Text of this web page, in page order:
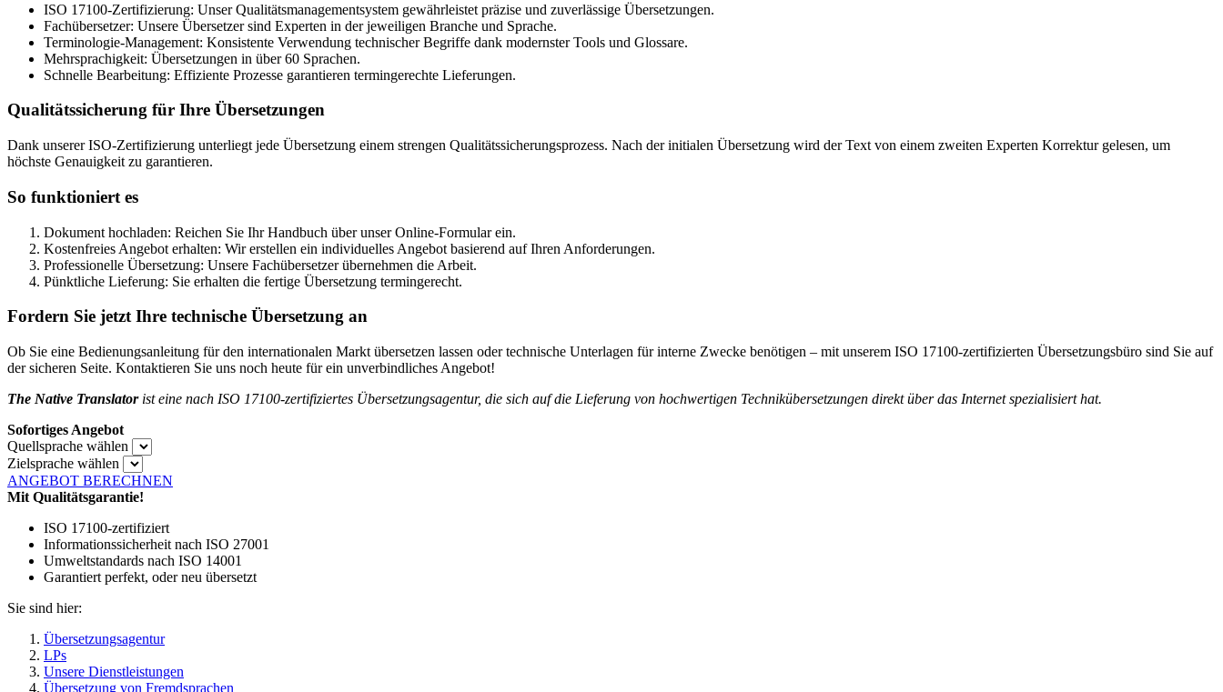
ISO 17100-Zertifizierung: Unser Qualitätsmanagementsystem gewährleistet präzise und zuverlässige Übersetzungen.
Fachübersetzer: Unsere Übersetzer sind Experten in der jeweiligen Branche und Sprache.
Terminologie-Management: Konsistente Verwendung technischer Begriffe dank modernster Tools und Glossare.
Mehrsprachigkeit: Übersetzungen in über 60 Sprachen.
Schnelle Bearbeitung: Effiziente Prozesse garantieren termingerechte Lieferungen.
Qualitätssicherung für Ihre Übersetzungen
Dank unserer ISO-Zertifizierung unterliegt jede Übersetzung einem strengen Qualitätssicherungsprozess. Nach der initialen Übersetzung wird der Text von einem zweiten Experten Korrektur gelesen, um
höchste Genauigkeit zu garantieren.
So funktioniert es
Dokument hochladen: Reichen Sie Ihr Handbuch über unser Online-Formular ein.
Kostenfreies Angebot erhalten: Wir erstellen ein individuelles Angebot basierend auf Ihren Anforderungen.
Professionelle Übersetzung: Unsere Fachübersetzer übernehmen die Arbeit.
Pünktliche Lieferung: Sie erhalten die fertige Übersetzung termingerecht.
Fordern Sie jetzt Ihre technische Übersetzung an
Ob Sie eine Bedienungsanleitung für den internationalen Markt übersetzen lassen oder technische Unterlagen für interne Zwecke benötigen – mit unserem ISO 17100-zertifizierten Übersetzungsbüro sind Sie auf
der sicheren Seite. Kontaktieren Sie uns noch heute für ein unverbindliches Angebot!
The Native Translatorist eine nach ISO 17100-zertifiziertes Übersetzungsagentur, die sich auf die Lieferung von hochwertigen Technikübersetzungen direkt über das Internet spezialisiert hat.
Sofortiges Angebot
Quellsprache wählen
Zielsprache wählen
ANGEBOT BERECHNEN
Mit Qualitätsgarantie!
ISO 17100-zertifiziert
Informationssicherheit nach ISO 27001
Umweltstandards nach ISO 14001
Garantiert perfekt, oder neu übersetzt
Sie sind hier:
Übersetzungsagentur
LPs
Unsere Dienstleistungen
Übersetzung von Fremdsprachen